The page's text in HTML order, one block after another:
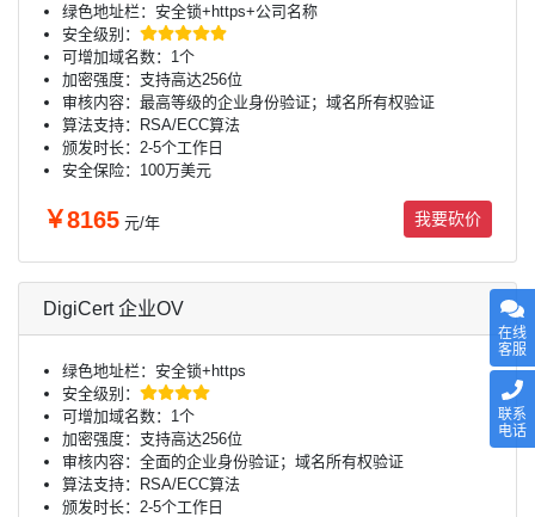
绿色地址栏：安全锁+https+公司名称
安全级别：
可增加域名数：1个
加密强度：支持高达256位
审核内容：最高等级的企业身份验证；域名所有权验证
算法支持：RSA/ECC算法
颁发时长：2-5个工作日
安全保险：100万美元
￥8165 元/年 我要砍价
DigiCert 企业OV
绿色地址栏：安全锁+https
安全级别：
可增加域名数：1个
加密强度：支持高达256位
审核内容：全面的企业身份验证；域名所有权验证
算法支持：RSA/ECC算法
颁发时长：2-5个工作日
在线
客服
联系
电话